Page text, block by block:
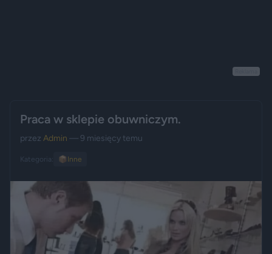
Praca w sklepie obuwniczym.
przez Admin — 9 miesięcy temu
Kategoria: 📦 Inne